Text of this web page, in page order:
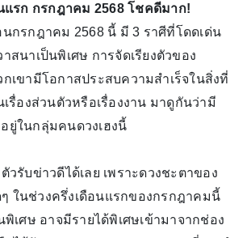
แรก กรกฎาคม 2568 โชคดีมาก!
นกรกฎาคม 2568 นี้ มี 3 ราศีที่โดดเด่น
สนาเป็นพิเศษ การจัดเรียงตัวของ
เขามีโอกาสประสบความสำเร็จในสิ่งที่
เรื่องส่วนตัวหรือเรื่องงาน มาดูกันว่ามี
ยู่ในกลุ่มคนดวงเฮงนี้
วรับข่าวดีได้เลย เพราะดวงชะตาของ
ในช่วงครึ่งเดือนแรกของกรกฎาคมนี้
พิเศษ อาจมีรายได้พิเศษเข้ามาจากช่อง